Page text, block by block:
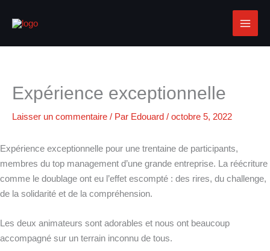
Expérience exceptionnelle
Laisser un commentaire / Par Edouard / octobre 5, 2022
Expérience exceptionnelle pour une trentaine de participants,
membres du top management d’une grande entreprise. La réécriture
comme le doublage ont eu l’effet escompté : des rires, du challenge,
de la solidarité et de la compréhension.
Les deux animateurs sont adorables et nous ont beaucoup
accompagné sur un terrain inconnu de tous.